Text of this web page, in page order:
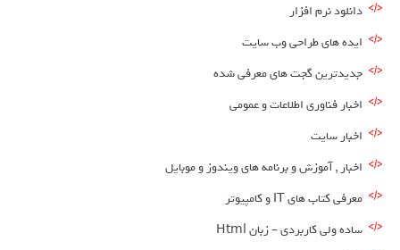
دانلود نرم افزار
ایده های طراحی وب سایت
جدیدترین گجت های معرفی شده
اخبار فناوری اطلاعات و عمومی
اخبار سایت
اخبار , آموزش و برنامه های ویندوز و موبایل
معرفی کتاب های IT و کامپیوتر
ساده ولی کاربردی – زبان Html